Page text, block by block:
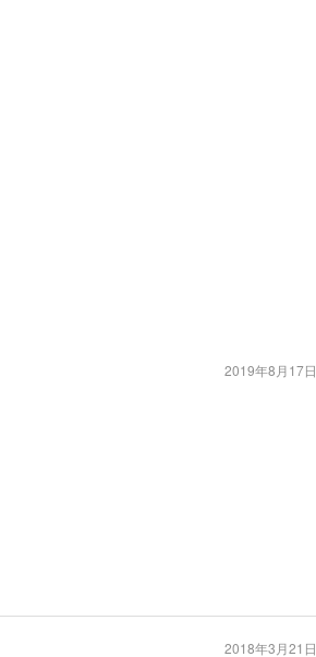
2019年8月17日
2018年3月21日